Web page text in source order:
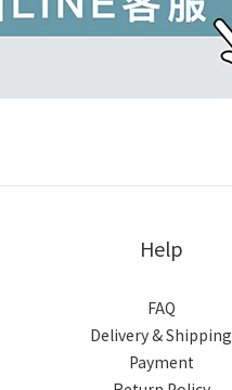
Help
FAQ
Delivery & Shipping
Payment